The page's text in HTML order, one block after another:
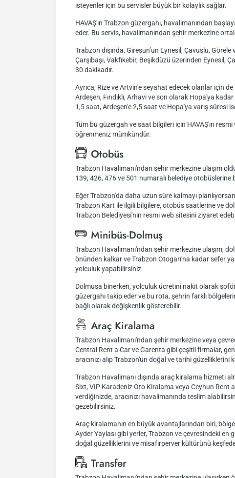
isteyenler için bu servisler büyük bir kolaylık sağlar.
HAVAŞ'ın Trabzon güzergahı, havalimanından
eder. Bu servis, havalimanından şehir merkezine
Trabzon dışında, Giresun’un Eynesil, Çavuşlu,
Çarşıbaşı, Vakfıkebir, Beşikdüzü üzerinden Eynesil,
30 dakikadır.
Ayrıca, Rize ve Artvin'e seyahat edecek olanlar için
Ardeşen, Fındıklı, Arhavi ve son olarak Hopa'ya
1,5 saat, Ardeşen'e 2,5 saat ve Hopa'ya varış süresi
Tüm bu güzergah ve saat bilgileri için HAVAŞ'ın
öğrenmeniz mümkündür.
Otobüs
Trabzon Havalimanı'ndan şehir merkezine ulaşım
139, 426, 476 ve 501 numaralı belediye
Eğer Trabzon'da daha uzun süre kalmayı
Trabzon Kart ile ilgili bilgilere, otobüs saatlerine ve
Trabzon Belediyesi'nin resmi web sitesini ziyaret
Minibüs-Dolmuş
Trabzon Havalimanı'ndan şehir merkezine ulaşım,
önünden kalkar ve Trabzon Otogarı'na kadar sefer
yolculuk yapabilirsiniz.
Dolmuşa binerken, yolculuk ücretini nakit olarak
güzergahı takip eder ve bu rota, şehrin farklı
bağlı olarak değişkenlik gösterebilir.
Araç Kiralama
Trabzon Havalimanı'ndan şehir merkezine veya
Central Rent a Car ve Garenta gibi çeşitli firmalar,
aracınızı alıp Trabzon'un doğal ve tarihi güzelliklerini
Trabzon Havalimanı dışında araç kiralama hizmeti
Sixt, VIP Karadeniz Oto Kiralama veya Ceyhun Rent
verdiğinizde, aracınızı havalimanında teslim
gezebilirsiniz.
Araç kiralamanın en büyük avantajlarından biri,
Ayder Yaylası gibi yerler, Trabzon ve çevresindeki
doğal güzelliklerini ve misafirperver kültürünü
Transfer